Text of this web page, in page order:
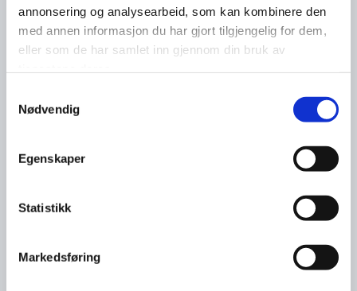
annonsering og analysearbeid, som kan kombinere den
med annen informasjon du har gjort tilgjengelig for dem,
eller som de har samlet inn gjennom din bruk av
Nødvendig
Egenskaper
Statistikk
Markedsføring